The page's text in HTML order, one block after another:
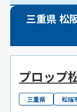
三重県 松
プロップ
三重県 松阪